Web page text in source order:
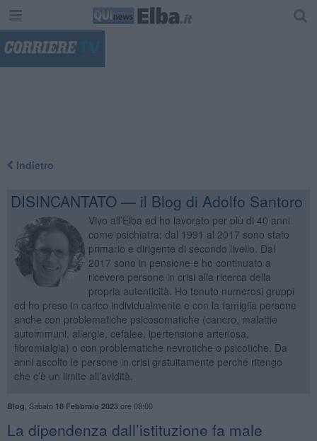
Indietro
DISINCANTATO — il Blog di Adolfo Santoro
Vivo all’Elba ed ho lavorato per più di 40 anni
come psichiatra; dal 1991 al 2017 sono stato
primario e dirigente di secondo livello. Dal
2017 sono in pensione e ho continuato a
ricevere persone in crisi alla ricerca della
propria autenticità. Ho tenuto numerosi gruppi
ed ho preso in carico individualmente e con la famiglia persone
anche con problematiche psicosomatiche (cancro, malattie
autoimmuni, allergie, cefalee, ipertensione arteriosa,
fibromialgia) o con problematiche nevrotiche o psicotiche. Da
anni ascolto le persone in crisi gratuitamente perché ritengo
che c’è un limite all’avidità.
Blog Sabato 18 Febbraio 2023ore 08:00
La dipendenza dall’istituzione fa male